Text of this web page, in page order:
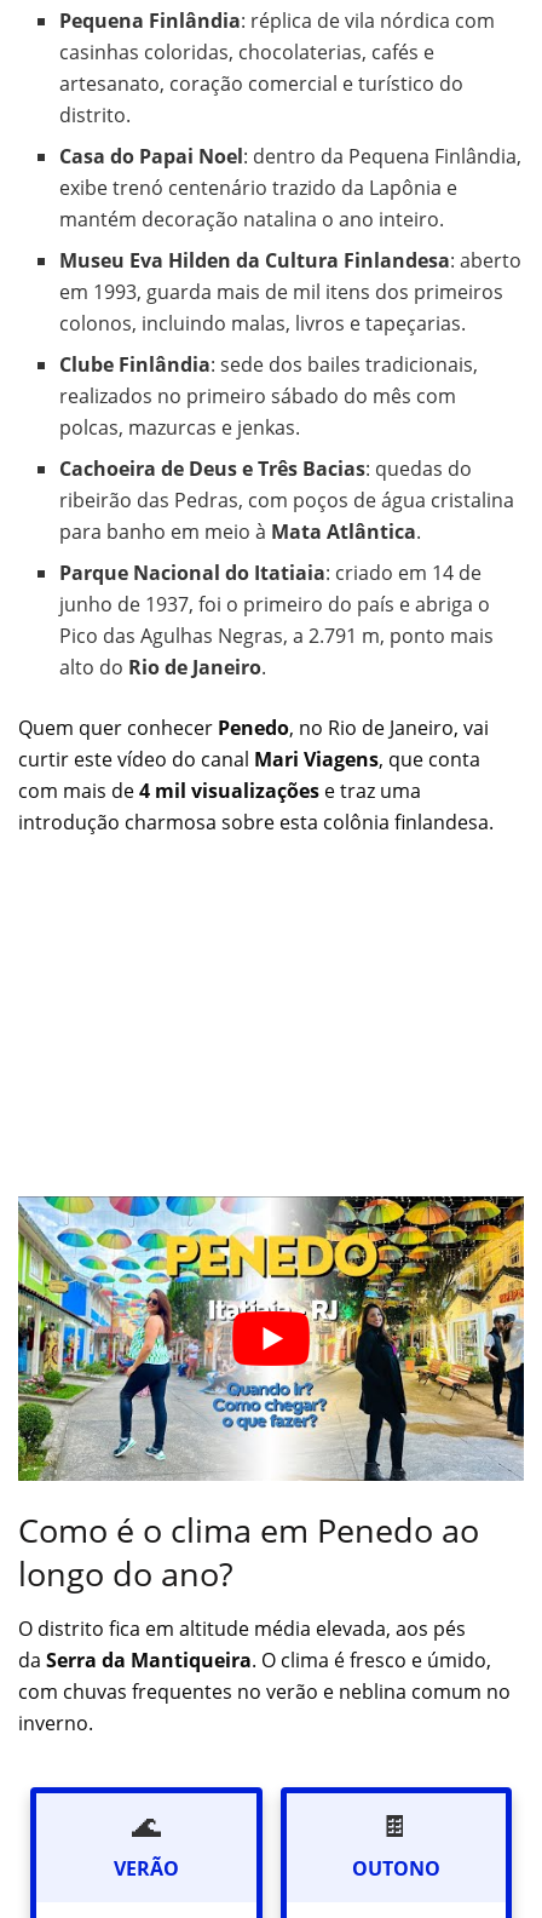
Pequena Finlândia: réplica de vila nórdica com
casinhas coloridas, chocolaterias, cafés e
artesanato, coração comercial e turístico do
distrito.
Casa do Papai Noel: dentro da Pequena Finlândia,
exibe trenó centenário trazido da Lapônia e
mantém decoração natalina o ano inteiro.
Museu Eva Hilden da Cultura Finlandesa: aberto
em 1993, guarda mais de mil itens dos primeiros
colonos, incluindo malas, livros e tapeçarias.
Clube Finlândia: sede dos bailes tradicionais,
realizados no primeiro sábado do mês com
polcas, mazurcas e jenkas.
Cachoeira de Deus e Três Bacias: quedas do
ribeirão das Pedras, com poços de água cristalina
para banho em meio à Mata Atlântica.
Parque Nacional do Itatiaia: criado em 14 de
junho de 1937, foi o primeiro do país e abriga o
Pico das Agulhas Negras, a 2.791 m, ponto mais
alto do Rio de Janeiro.
Quem quer conhecer Penedo, no Rio de Janeiro, vai
curtir este vídeo do canal Mari Viagens, que conta
com mais de4 mil visualizações e traz uma
introdução charmosa sobre esta colônia finlandesa.
Como é o clima em Penedo ao
longo do ano?
O distrito fica em altitude média elevada, aos pés
da Serra da Mantiqueira. O clima é fresco e úmido,
com chuvas frequentes no verão e neblina comum no
inverno.
🌊
VERÃO
🍫
OUTONO